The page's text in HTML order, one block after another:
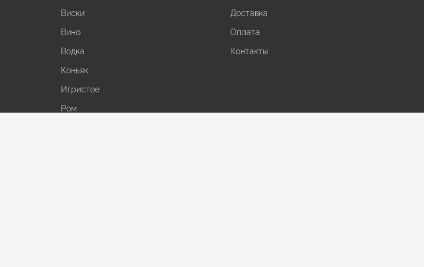
Виски
Вино
Водка
Коньяк
Игристое
Ром
Доставка
Оплата
Контакты